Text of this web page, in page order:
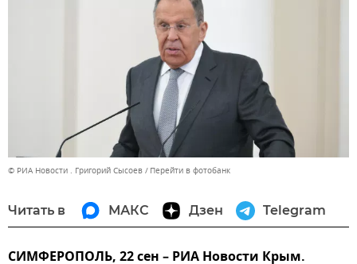
© РИА Новости . Григорий Сысоев Перейти в фотобанк
Читать в МАКС Дзен Telegram
СИМФЕРОПОЛЬ, 22 сен – РИА Новости Крым.